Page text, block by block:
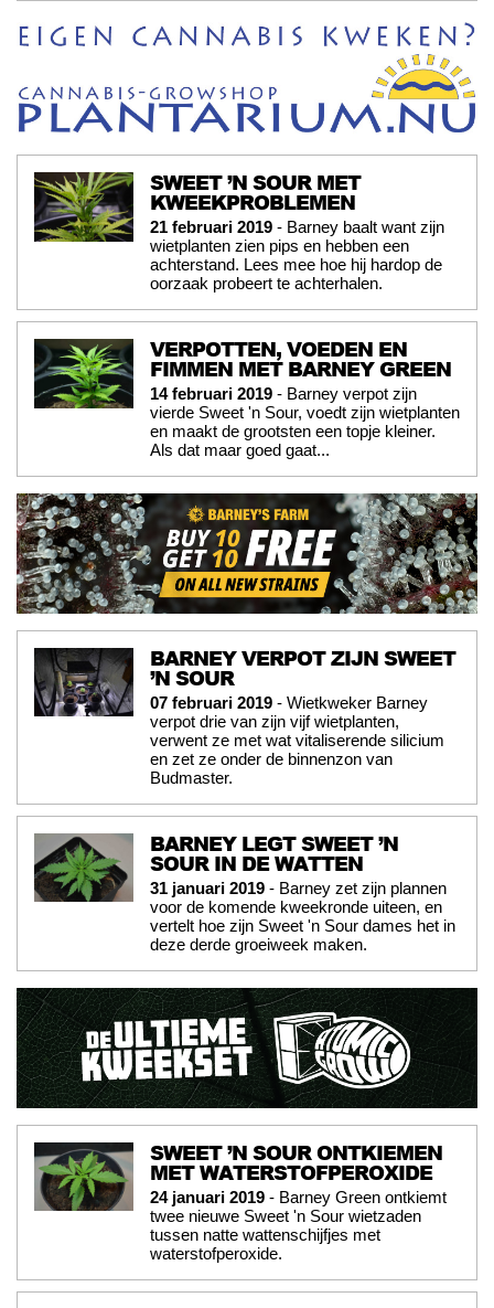
SWEET ’N SOUR MET
KWEEKPROBLEMEN
21 februari 2019 - Barney baalt want zijn
wietplanten zien pips en hebben een
achterstand. Lees mee hoe hij hardop de
oorzaak probeert te achterhalen.
VERPOTTEN, VOEDEN EN
FIMMEN MET BARNEY GREEN
14 februari 2019 - Barney verpot zijn
vierde Sweet 'n Sour, voedt zijn wietplanten
en maakt de grootsten een topje kleiner.
Als dat maar goed gaat...
BARNEY VERPOT ZIJN SWEET
’N SOUR
07 februari 2019 - Wietkweker Barney
verpot drie van zijn vijf wietplanten,
verwent ze met wat vitaliserende silicium
en zet ze onder de binnenzon van
Budmaster.
BARNEY LEGT SWEET ’N
SOUR IN DE WATTEN
31 januari 2019 - Barney zet zijn plannen
voor de komende kweekronde uiteen, en
vertelt hoe zijn Sweet 'n Sour dames het in
deze derde groeiweek maken.
SWEET ’N SOUR ONTKIEMEN
MET WATERSTOFPEROXIDE
24 januari 2019 - Barney Green ontkiemt
twee nieuwe Sweet 'n Sour wietzaden
tussen natte wattenschijfjes met
waterstofperoxide.